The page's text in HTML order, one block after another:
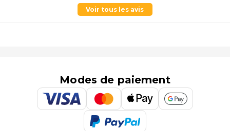
Voir tous les avis
Modes de paiement